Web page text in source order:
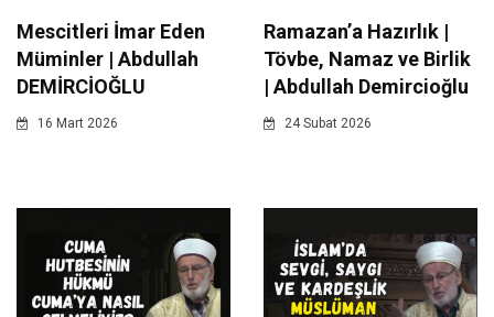
Mescitleri İmar Eden
Müminler | Abdullah
DEMİRCİOĞLU
16 Mart 2026
Ramazan’a Hazırlık |
Tövbe, Namaz ve Birlik
| Abdullah Demircioğlu
24 Subat 2026